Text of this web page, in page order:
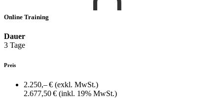
Online Training
Dauer
3 Tage
Preis
2.250,– € (exkl. MwSt.)
2.677,50 € (inkl. 19% MwSt.)